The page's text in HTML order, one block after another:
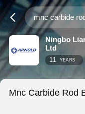
Ningbo
Ltd
11 YEARS
Mnc Carbide Rod